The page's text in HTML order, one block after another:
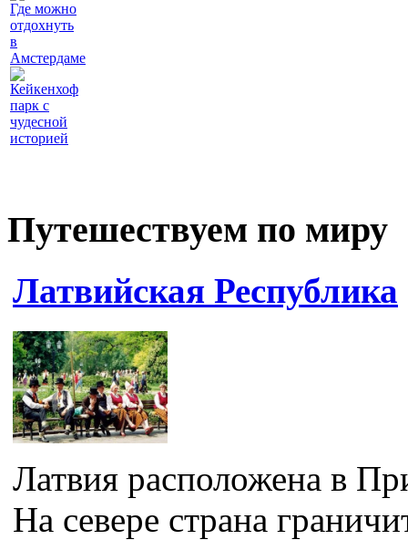
Где можно
отдохнуть
в
Амстердаме
Кейкенхоф
парк с
чудесной
историей
Путешествуем по миру
Латвийская Республика
Латвия расположена в
На севере страна